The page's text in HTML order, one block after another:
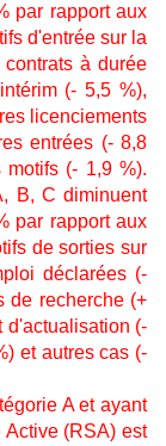
par rapport aux
d'entrée sur la
à durée
(- 5,5 %),
licenciements
entrées (- 8,8
(- 1,9 %).
B, C diminuent
par rapport aux
de sorties sur
déclarées (-
de recherche (+
d'actualisation (-
et autres cas (-
A et ayant
(RSA) est